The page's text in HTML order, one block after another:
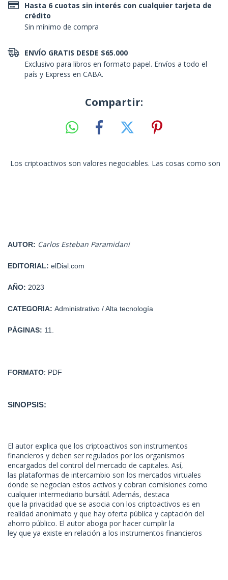
Hasta 6 cuotas sin interés con cualquier tarjeta de
crédito
Sin mínimo de compra
ENVÍO GRATIS DESDE $65.000
Exclusivo para libros en formato papel. Envíos a todo el
país y Express en CABA.
Compartir:
Los criptoactivos son valores negociables. Las cosas como son
AUTOR: Carlos Esteban Paramidani
EDITORIAL: elDial.com
AÑO: 2023
CATEGORIA: Administrativo / Alta tecnología
PÁGINAS: 11.
FORMATO: PDF
SINOPSIS:
El autor explica que los criptoactivos son instrumentos
financieros y deben ser regulados por los organismos
encargados del control del mercado de capitales. Así,
las plataformas de intercambio son los mercados virtuales
donde se negocian estos activos y cobran comisiones como
cualquier intermediario bursátil. Además, destaca
que la privacidad que se asocia con los criptoactivos es en
realidad anonimato y que hay oferta pública y captación del
ahorro público. El autor aboga por hacer cumplir la
ley que ya existe en relación a los instrumentos financieros